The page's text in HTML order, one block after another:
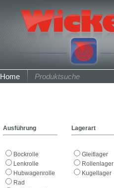
Home Produktsuche
Ausführung Lagerart
Bockrolle
Lenkrolle
Hubwagenrolle
Rad
Gleitlager
Rollenlager
Kugellager